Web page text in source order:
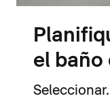
el baño